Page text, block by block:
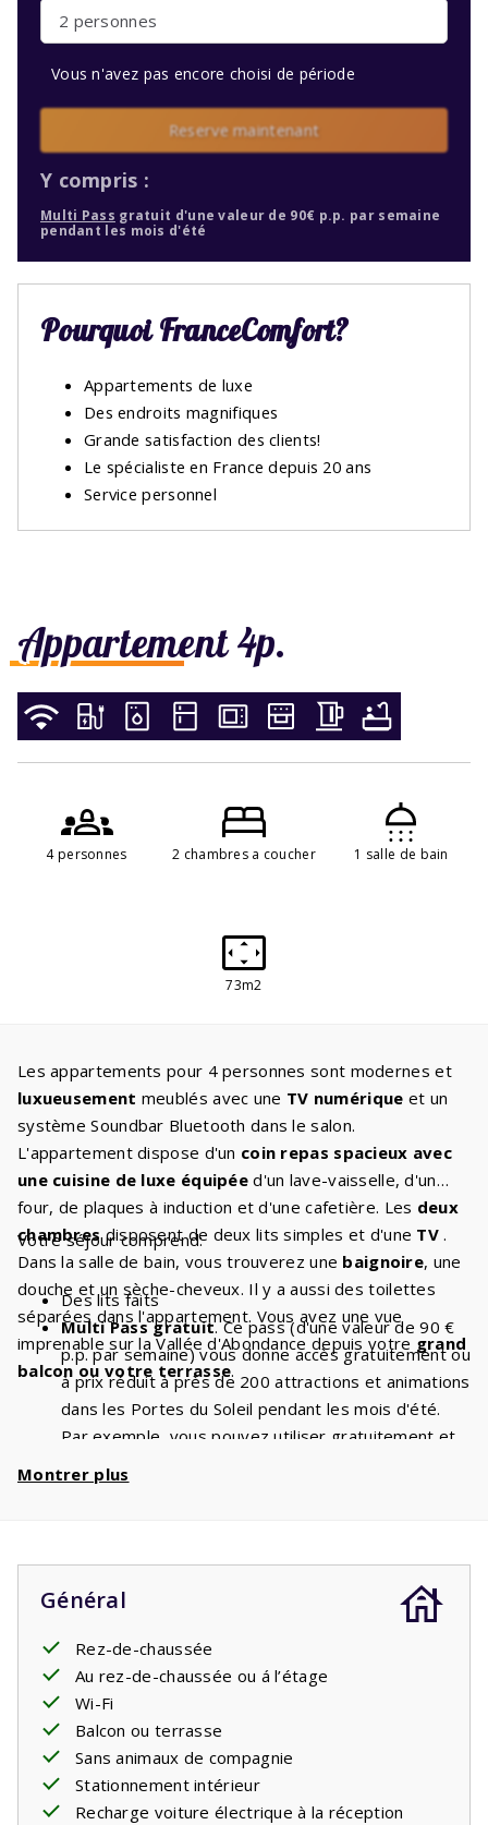
Appartement 4p.
4 personnes 2 chambres a coucher 1 salle de bain
73m2
Les appartements pour 4 personnes sont modernes et
luxueusement meublés avec une TV numérique et un
système Soundbar Bluetooth dans le salon.
L'appartement dispose d'un coin repas spacieux avec
une cuisine de luxe équipéed'un lave-vaisselle, d'un
four, de plaques à induction et d'une cafetière. Les deux
chambresdisposent de deux lits simples et d'une TV.
Dans la salle de bain, vous trouverez une baignoire, une
douche et un sèche-cheveux. Il y a aussi des toilettes
séparées dans l'appartement. Vous avez une vue
imprenable sur la Vallée d'Abondance depuis votre grand
balcon ou votre terrasse.
Votre séjour comprend:
Des lits faits
Multi Pass gratuit. Ce pass (d'une valeur de 90 €
p.p. par semaine) vous donne accès gratuitement ou
à prix réduit à près de 200 attractions et animations
dans les Portes du Soleil pendant les mois d'été.
Par exemple, vous pouvez utiliser gratuitement et
de manière illimitée les
téléphériques
réservez 2 semaines !
Montrer plus
Général
Rez-de-chaussée
Au rez-de-chaussée ou á l’étage
Wi-Fi
Balcon ou terrasse
Sans animaux de compagnie
Stationnement intérieur
Recharge voiture électrique à la réception
2 personnes
Vous n'avez pas encore choisi de période
Reserve maintenant
Y compris :
Multi Pass gratuit d'une valeur de 90€ p.p. par semaine
pendant les mois d'été
Pourquoi FranceComfort?
Appartements de luxe
Des endroits magnifiques
Grande satisfaction des clients!
Le spécialiste en France depuis 20 ans
Service personnel